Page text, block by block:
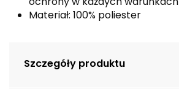
Materiał: 100% poliester
Szczegóły produktu